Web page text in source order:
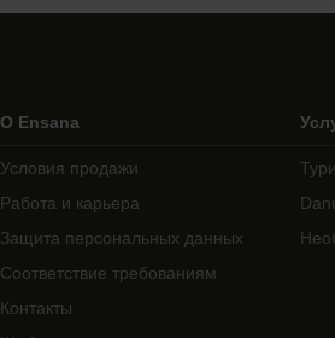
О Ensana
Условия продажи
Работа и карьера
Защита персональных данных
Соответствие требованиям
Контакты